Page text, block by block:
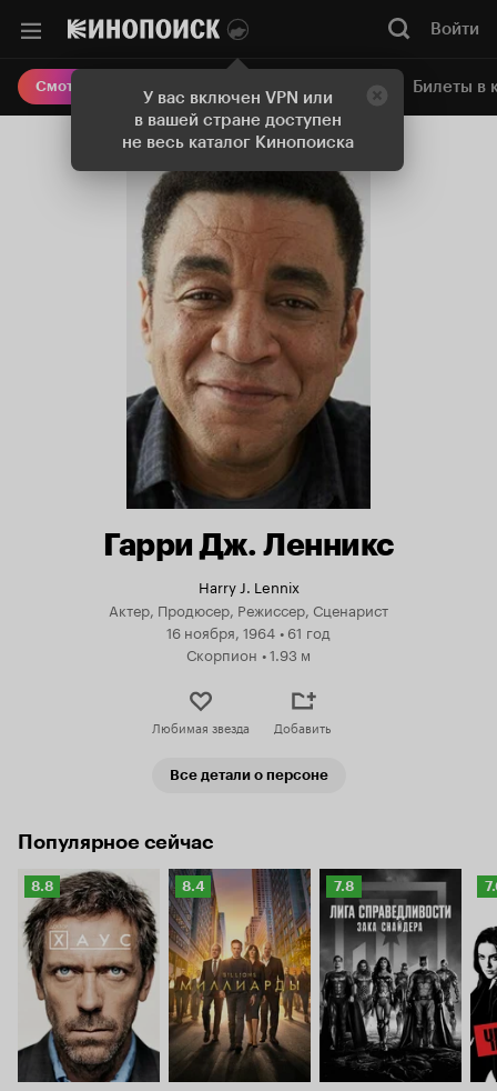
У вас включен VPN или
в вашей стране доступен
не весь каталог Кинопоиска
Войти
Смотреть кино Онлайн-кинотеатр Билеты в
Гарри Дж. Ленникс
Harry J. Lennix
Актер, Продюсер, Режиссер, Сценарист
16 ноября, 1964 • 61 год
Скорпион •1.93 м
Любимая звезда Добавить
Все детали о персоне
Популярное сейчас
Рейтинг
Кинопоиска
8.8
8.8
Рейтинг
Кинопоиска
8.4
8.4
Рейтинг
Кинопоиска
7.8
7.8